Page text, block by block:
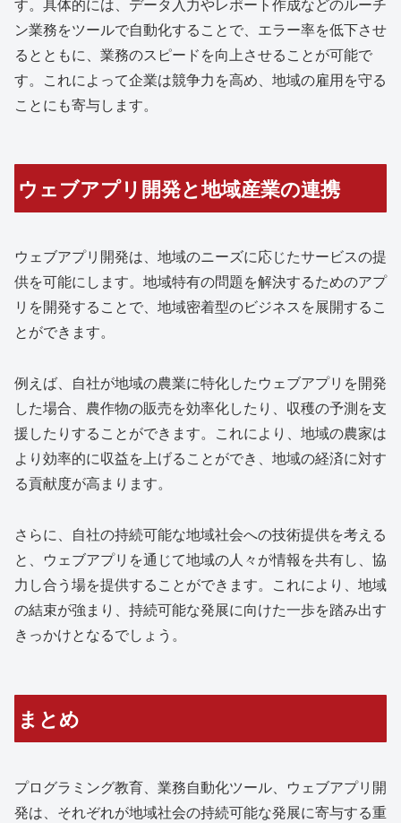
ン業務をツールで自動化することで、エラー率を低下させ
るとともに、業務のスピードを向上させることが可能で
す。これによって企業は競争力を高め、地域の雇用を守る
ことにも寄与します。
ウェブアプリ開発と地域産業の連携
ウェブアプリ開発は、地域のニーズに応じたサービスの提
供を可能にします。地域特有の問題を解決するためのアプ
リを開発することで、地域密着型のビジネスを展開するこ
とができます。
例えば、自社が地域の農業に特化したウェブアプリを開発
した場合、農作物の販売を効率化したり、収穫の予測を支
援したりすることができます。これにより、地域の農家は
より効率的に収益を上げることができ、地域の経済に対す
る貢献度が高まります。
さらに、自社の持続可能な地域社会への技術提供を考える
と、ウェブアプリを通じて地域の人々が情報を共有し、協
力し合う場を提供することができます。これにより、地域
の結束が強まり、持続可能な発展に向けた一歩を踏み出す
きっかけとなるでしょう。
まとめ
プログラミング教育、業務自動化ツール、ウェブアプリ開
発は、それぞれが地域社会の持続可能な発展に寄与する重